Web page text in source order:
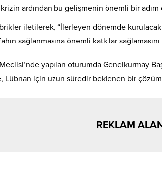
ardından bu gelişmenin önemli bir adım
iletilerek, “İlerleyen dönemde
sağlanmasına önemli katkılar
yapılan oturumda Genelkurmay
Lübnan için uzun süredir beklenen bir
REKLAM